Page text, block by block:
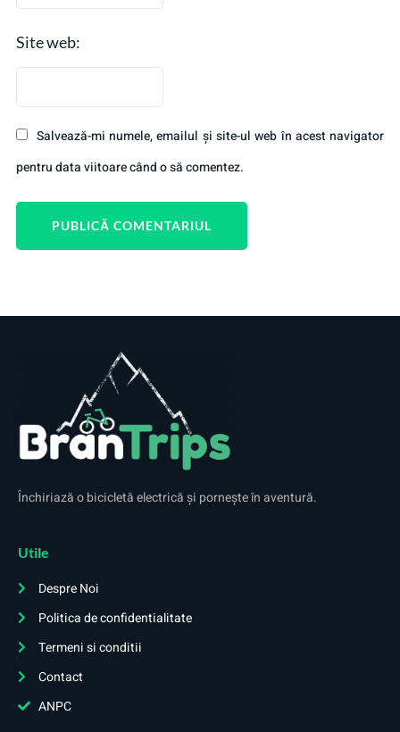
Site web:
Salvează-mi numele, emailul și site-ul web în acest navigator
pentru data viitoare când o să comentez.
Închiriază o bicicletă electrică și pornește în aventură.
Utile
Despre Noi
Politica de confidentialitate
Termeni si conditii
Contact
ANPC